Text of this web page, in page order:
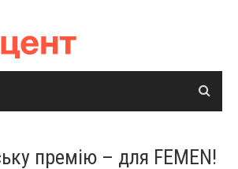
премію – для FEMEN!